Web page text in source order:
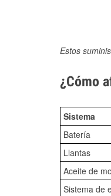
Estos
¿Cómo
Sistema
Batería
Llantas
Aceite de
Sistema de